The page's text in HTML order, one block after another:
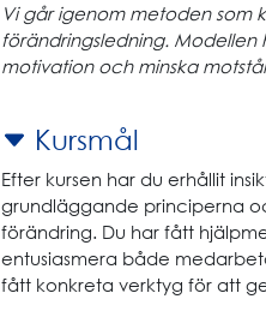
Vi går igenom metoden som
förändringsledning.
motivation och minska
Kursmål
Efter kursen har du erhållit
grundläggande principerna
förändring. Du har fått
entusiasmera både
fått konkreta verktyg för att